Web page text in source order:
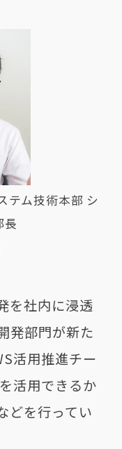
テム技術本部 シ
長
を社内に浸透
発部門が新た
活用推進チー
活用できるか
どを行ってい